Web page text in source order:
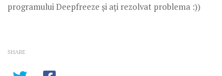
programului Deepfreeze și ați rezolvat problema :))
SHARE